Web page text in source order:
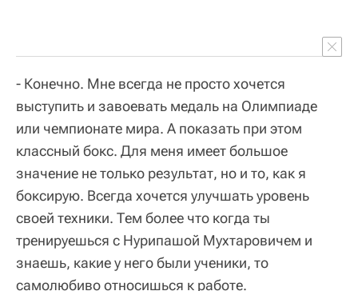
- Конечно. Мне всегда не просто хочется
выступить и завоевать медаль на Олимпиаде
или чемпионате мира. А показать при этом
классный бокс. Для меня имеет большое
значение не только результат, но и то, как я
боксирую. Всегда хочется улучшать уровень
своей техники. Тем более что когда ты
тренируешься с Нурипашой Мухтаровичем и
знаешь, какие у него были ученики, то
самолюбиво относишься к работе.